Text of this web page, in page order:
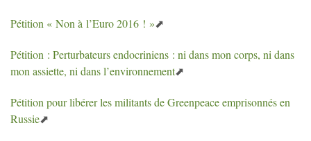
Pétition « Non à l’Euro 2016 ! »
Pétition : Perturbateurs endocriniens : ni dans mon corps, ni dans
mon assiette, ni dans l’environnement
Pétition pour libérer les militants de Greenpeace emprisonnés en
Russie